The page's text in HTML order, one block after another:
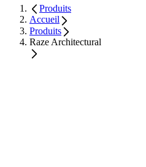
Produits
Accueil
Produits
Raze Architectural